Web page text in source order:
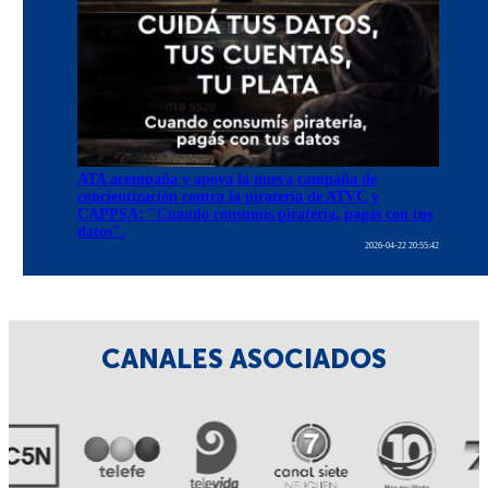
ATA acompaña y apoya la nueva campaña de
concientización contra la piratería de ATVC y
CAPPSA: "Cuando consumís piratería, pagás con tus
datos".
2026-04-22 20:55:42
CANALES ASOCIADOS